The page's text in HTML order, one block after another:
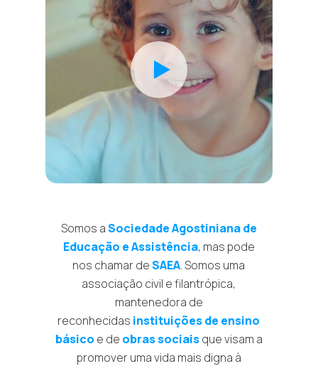
Somos aSociedade Agostiniana de
Educação e Assistência, mas pode
nos chamar deSAEA. Somos uma
associação civil e filantrópica,
mantenedora de
reconhecidas instituições de ensino
básico e de obras sociaisque visam a
promover uma vida mais digna à